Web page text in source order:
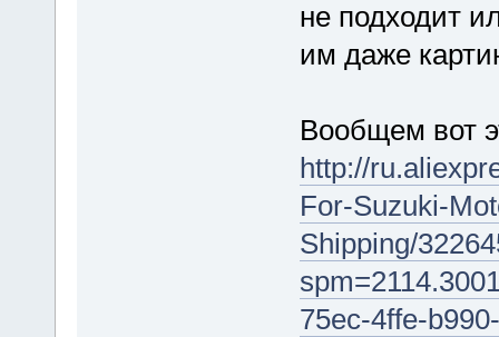
не подходит
им даже
Вообщем вот
http://
For-Suzuki-
Shipping/
75ec-4ffe-